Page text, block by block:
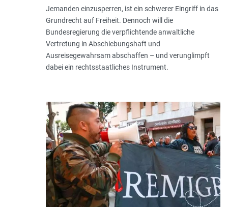
Jemanden einzusperren, ist ein schwerer Eingriff in das
Grundrecht auf Freiheit. Dennoch will die
Bundesregierung die verpflichtende anwaltliche
Vertretung in Abschiebungshaft und
Ausreisegewahrsam abschaffen – und verunglimpft
dabei ein rechtsstaatliches Instrument.